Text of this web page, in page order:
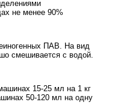
не менее 90%
ПАВ. На вид
смешивается с водой.
15-25 мл на 1 кг
50-120 мл на одну